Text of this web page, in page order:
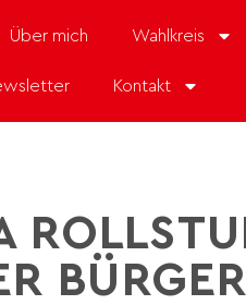
Über mich Wahlkreis
Kontakt